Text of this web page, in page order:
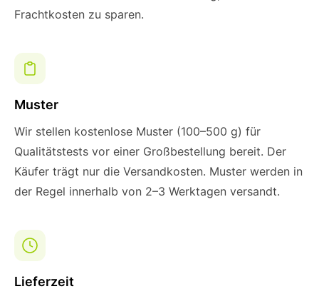
Frachtkosten zu sparen.
Muster
Wir stellen kostenlose Muster (100–500 g) für
Qualitätstests vor einer Großbestellung bereit. Der
Käufer trägt nur die Versandkosten. Muster werden in
der Regel innerhalb von 2–3 Werktagen versandt.
Lieferzeit